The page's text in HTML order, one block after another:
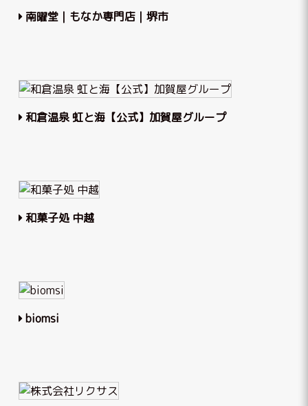
南曜堂｜もなか専門店｜堺市
和倉温泉 虹と海【公式】加賀屋グループ
和菓子処 中越
biomsi